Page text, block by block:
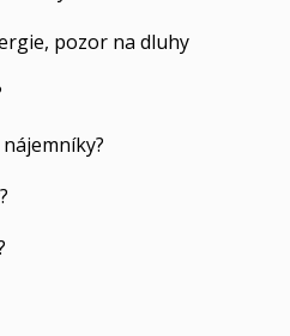
pozor na dluhy